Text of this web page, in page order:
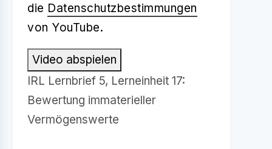
die Datenschutzbestimmungen
von YouTube.
Video abspielen
IRL Lernbrief 5, Lerneinheit 17:
Bewertung immaterieller
Vermögenswerte